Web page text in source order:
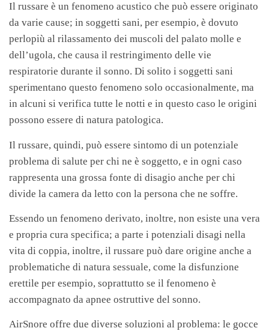
Il russare è un fenomeno acustico che può essere originato
da varie cause; in soggetti sani, per esempio, è dovuto
perlopiù al rilassamento dei muscoli del palato molle e
dell’ugola, che causa il restringimento delle vie
respiratorie durante il sonno. Di solito i soggetti sani
sperimentano questo fenomeno solo occasionalmente, ma
in alcuni si verifica tutte le notti e in questo caso le origini
possono essere di natura patologica.
Il russare, quindi, può essere sintomo di un potenziale
problema di salute per chi ne è soggetto, e in ogni caso
rappresenta una grossa fonte di disagio anche per chi
divide la camera da letto con la persona che ne soffre.
Essendo un fenomeno derivato, inoltre, non esiste una vera
e propria cura specifica; a parte i potenziali disagi nella
vita di coppia, inoltre, il russare può dare origine anche a
problematiche di natura sessuale, come la disfunzione
erettile per esempio, soprattutto se il fenomeno è
accompagnato da apnee ostruttive del sonno.
AirSnore offre due diverse soluzioni al problema: le gocce